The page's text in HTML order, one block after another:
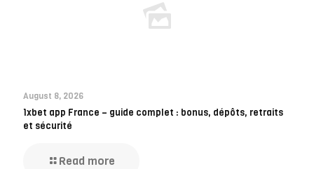
August 8, 2026
1xbet app France – guide complet : bonus, dépôts, retraits
et sécurité
Read more